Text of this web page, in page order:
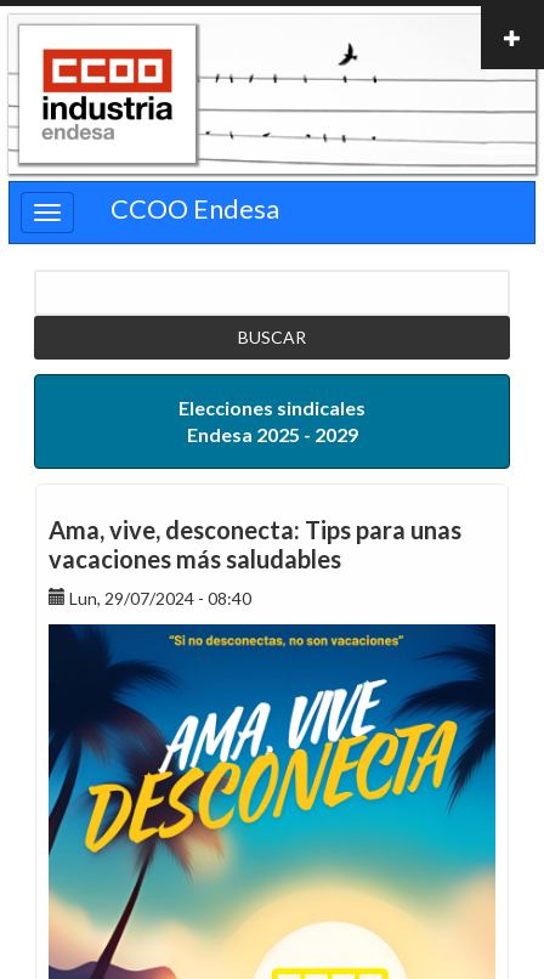
Pasar
contenido
principal
CCOO Endesa
Elecciones sindicales
Endesa 2025 - 2029
Ama, vive, desconecta: Tips para unas
vacaciones más saludables
Lun, 29/07/2024 - 08:40